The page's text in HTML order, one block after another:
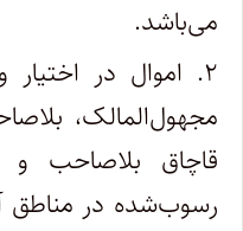
می‌باشد.
۲. اموال در اختیار
مجهول‌المالک،
قاچاق بلاصاحب
رسوب‌شده در مناطق